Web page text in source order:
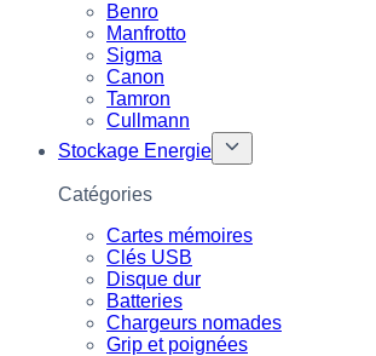
Benro
Manfrotto
Sigma
Canon
Tamron
Cullmann
Stockage Energie
Catégories
Cartes mémoires
Clés USB
Disque dur
Batteries
Chargeurs nomades
Grip et poignées